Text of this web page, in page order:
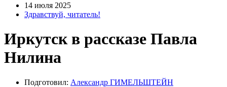
14 июля 2025
Здравствуй, читатель!
Иркутск в рассказе Павла
Нилина
Подготовил: Александр ГИМЕЛЬШТЕЙН